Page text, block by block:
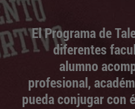
El Programa de
diferentes
alumno
profesional,
pueda conjugar con